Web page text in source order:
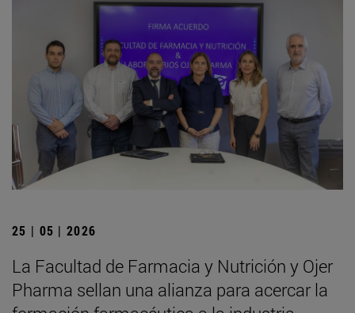
25 | 05 | 2026
La Facultad de Farmacia y Nutrición y Ojer
Pharma sellan una alianza para acercar la